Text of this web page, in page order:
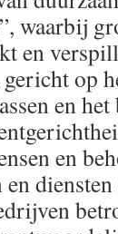
waarbij
en
op
en
en